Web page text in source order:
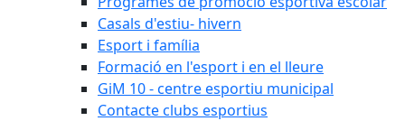
Casals d'estiu- hivern
Esport i família
Formació en l'esport i en el lleure
GiM 10 - centre esportiu municipal
Contacte clubs esportius